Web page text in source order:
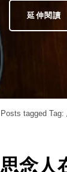
延伸閱讀
Posts tagged Tag:
思念人